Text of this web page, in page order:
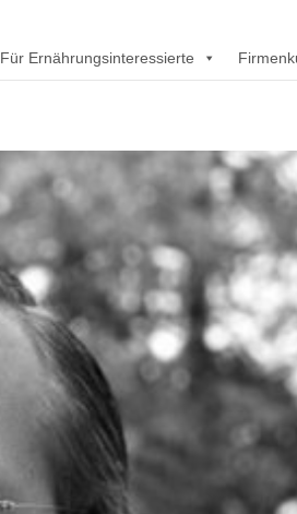
Für Ernährungsinteressierte